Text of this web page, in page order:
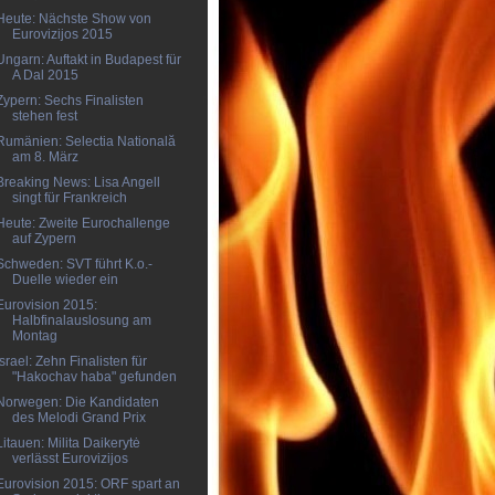
Nächste Show von
Eurovizijos 2015
Auftakt in Budapest für
A Dal 2015
Sechs Finalisten
stehen fest
Selectia Natională
am 8. März
News: Lisa Angell
singt für Frankreich
Zweite Eurochallenge
auf Zypern
SVT führt K.o.-
Duelle wieder ein
2015:
Halbfinalauslosung am
Montag
Israel: Zehn Finalisten für
"Hakochav haba" gefunden
Die Kandidaten
des Melodi Grand Prix
Milita Daikerytė
verlässt Eurovizijos
2015: ORF spart an